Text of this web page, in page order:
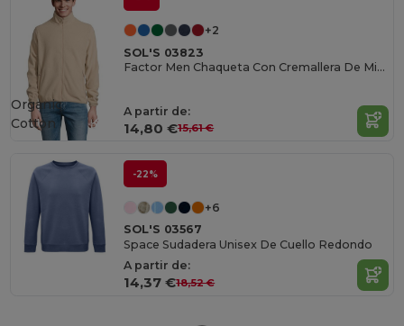
+2
SOL'S 03823
Factor Men Chaqueta Con Cremallera De Microfibra Para Hombre
A partir de:
14,80 €15,61 €
Organic
Cotton
-22%
+6
SOL'S 03567
Space Sudadera Unisex De Cuello Redondo
A partir de:
14,37 €18,52 €